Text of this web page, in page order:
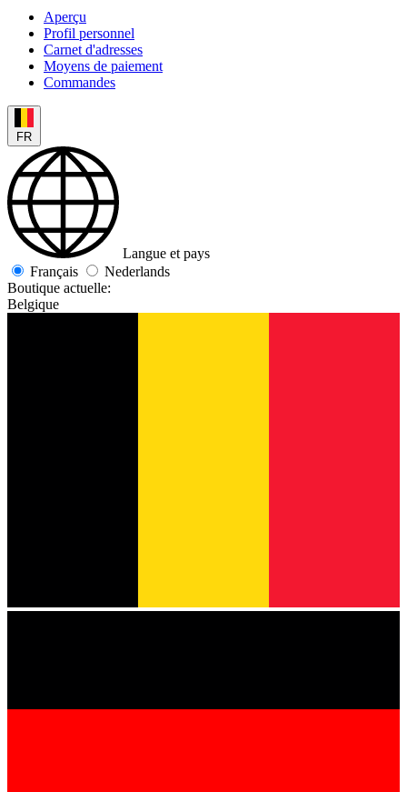
Aperçu
Profil personnel
Carnet d'adresses
Moyens de paiement
Commandes
FR
Langue et pays
Français
Nederlands
Boutique actuelle:
Belgique